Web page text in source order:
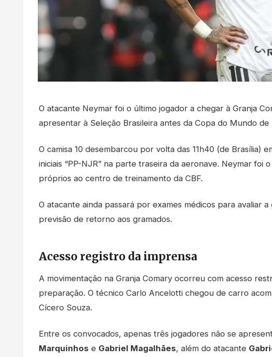
O atacante Neymar foi o último jogador a chegar à Granja
apresentar à Seleção Brasileira antes da Copa do Mundo de
O camisa 10 desembarcou por volta das 11h40 (de Brasília)
iniciais “PP-NJR” na parte traseira da aeronave. Neymar foi
próprios ao centro de treinamento da CBF.
O atacante ainda passará por exames médicos para avaliar
previsão de retorno aos gramados.
Acesso registro da imprensa
A movimentação na Granja Comary ocorreu com acesso
preparação. O técnico Carlo Ancelotti chegou de carro
Cícero Souza.
Entre os convocados, apenas três jogadores não se
Marquinhos e Gabriel Magalhães, além do atacante